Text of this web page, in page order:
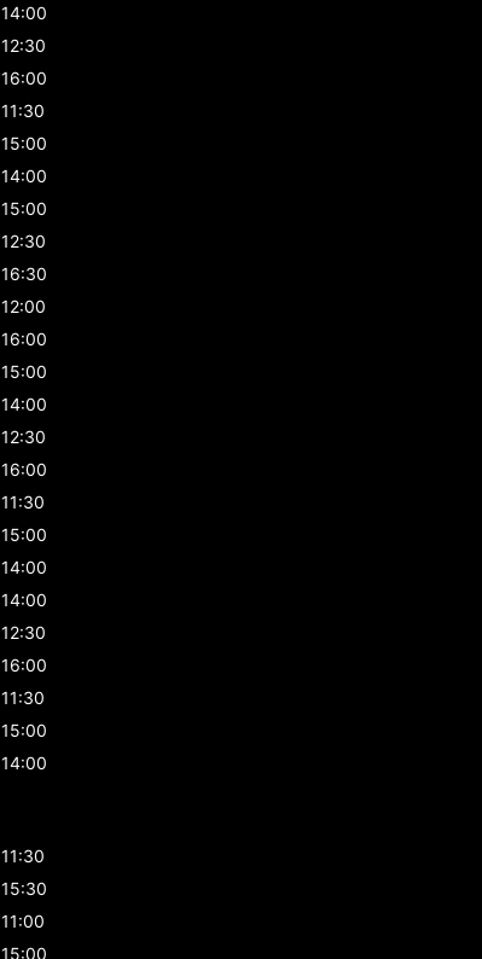
14:00
12:30
16:00
11:30
15:00
14:00
15:00
12:30
16:30
12:00
16:00
15:00
14:00
12:30
16:00
11:30
15:00
14:00
14:00
12:30
16:00
11:30
15:00
14:00
11:30
15:30
11:00
15:00